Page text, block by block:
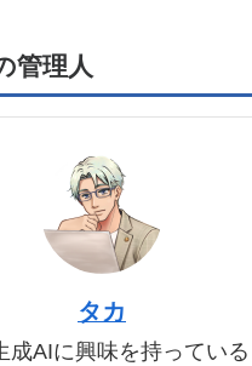
管理人
タカ
成AIに興味を持っている